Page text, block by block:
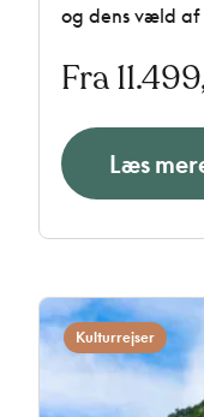
og dens væld
så der er god
opdagelse i
Fra
Læs
Kulturrejser